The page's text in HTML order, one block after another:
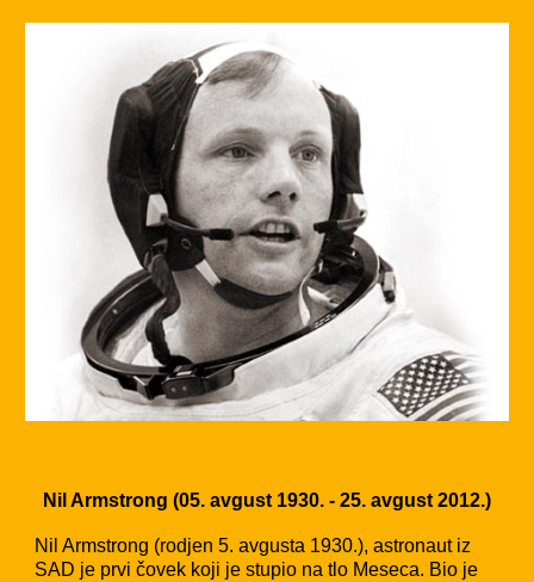
Nil Armstrong (05. avgust 1930. - 25. avgust 2012.)
Nil Armstrong (rodjen 5. avgusta 1930.), astronaut iz
SAD je prvi čovek koji je stupio na tlo Meseca. Bio je